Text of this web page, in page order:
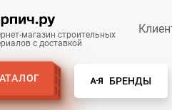
магазин строительных
с доставкой
БРЕНДЫ